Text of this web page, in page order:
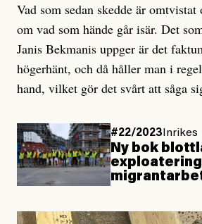
Vad som sedan skedde är omtvistat
om vad som hände går isär. Det
Janis Bekmanis uppger är det
högerhänt, och då håller man i
hand, vilket gör det svårt att såga
#22/2023Inrikes
Ny bok